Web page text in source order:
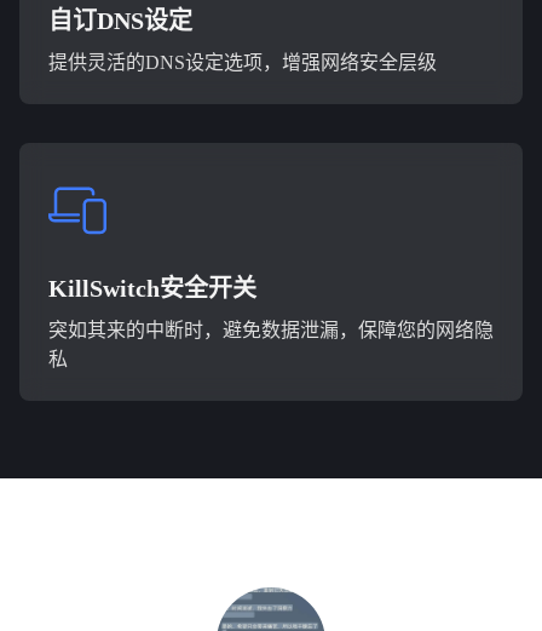
自订DNS设定
提供灵活的DNS设定选项，增强网络安全层级
KillSwitch安全开关
突如其来的中断时，避免数据泄漏，保障您的网络隐
私